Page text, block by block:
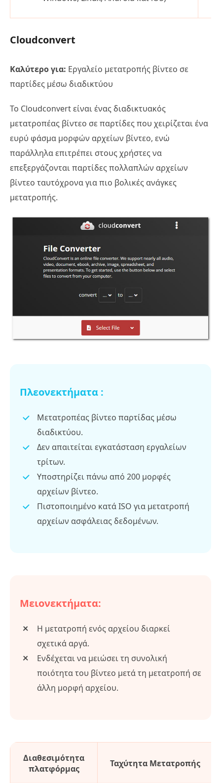
Cloudconvert
Καλύτερο για: Εργαλείο μετατροπής βίντεο σε
παρτίδες μέσω διαδικτύου
Το Cloudconvert είναι ένας διαδικτυακός
μετατροπέας βίντεο σε παρτίδες που χειρίζεται ένα
ευρύ φάσμα μορφών αρχείων βίντεο, ενώ
παράλληλα επιτρέπει στους χρήστες να
επεξεργάζονται παρτίδες πολλαπλών αρχείων
βίντεο ταυτόχρονα για πιο βολικές ανάγκες
μετατροπής.
Πλεονεκτήματα :
Μετατροπέας βίντεο παρτίδας μέσω
διαδικτύου.
Δεν απαιτείται εγκατάσταση εργαλείων
τρίτων.
Υποστηρίζει πάνω από 200 μορφές
αρχείων βίντεο.
Πιστοποιημένο κατά ISO για μετατροπή
αρχείων ασφάλειας δεδομένων.
Μειονεκτήματα:
Η μετατροπή ενός αρχείου διαρκεί
σχετικά αργά.
Ενδέχεται να μειώσει τη συνολική
ποιότητα του βίντεο μετά τη μετατροπή σε
άλλη μορφή αρχείου.
Διαθεσιμότητα
πλατφόρμας
Ταχύτητα Μετατροπής